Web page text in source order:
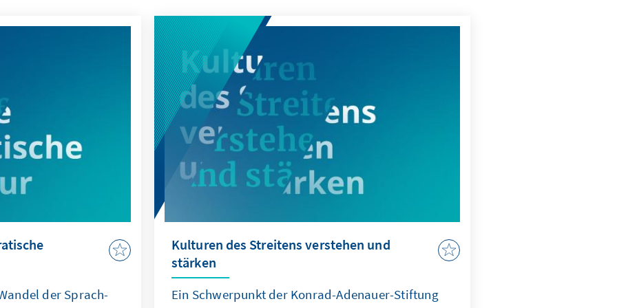
der Sprach-
Kulturen des Streitens verstehen und
stärken
Ein Schwerpunkt der Konrad-Adenauer-Stiftung